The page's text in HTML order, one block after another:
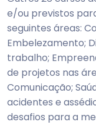
e/ou previstos
seguintes áreas:
Embelezamento;
trabalho;
de projetos nas
Comunicação;
acidentes e
desafios para a